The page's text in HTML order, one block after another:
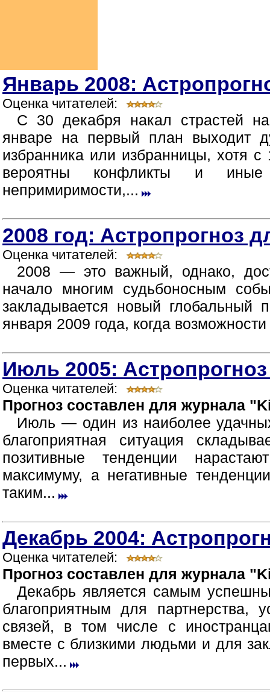
Январь 2008:
Оценка читателей:
С 30 декабря накал страстей
январе на первый план выходит
избранника или избранницы, хотя
вероятны конфликты и иные
непримиримости,...
2008 год: Астропрогноз
Оценка читателей:
2008 — это важный, однако,
начало многим судьбоносным
закладывается новый глобальный
января 2009 года, когда
Июль 2005:
Оценка читателей:
Прогноз составлен для журнала
Июль — один из наиболее
благоприятная ситуация
позитивные тенденции
максимуму, а негативные
таким...
Декабрь 2004:
Оценка читателей:
Прогноз составлен для журнала
Декабрь является самым
благоприятным для партнерства,
связей, в том числе с
вместе с близкими людьми и для
первых...